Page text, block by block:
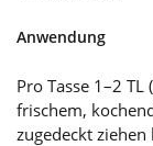
Anwendung
Pro Tasse 1–2
frischem,
zugedeckt ziehen